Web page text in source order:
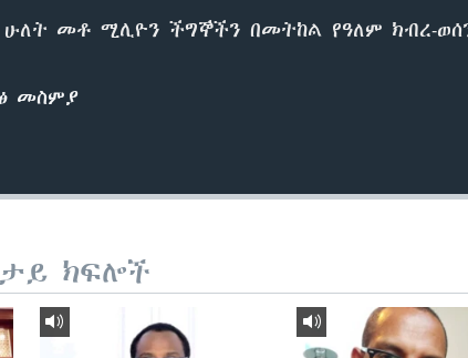
መቶ ሚሊዮን ችግኞችን በመትከል የዓለም ክብረ-
መስምያ
ክፍሎች